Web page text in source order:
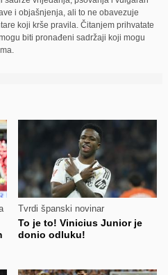
i objašnjenja, ali to ne obavezuje
koji krše pravila. Čitanjem prihvatate
biti pronađeni sadržaji koji mogu
Tvrdi španski novinar
To je to! Vinicius Junior je
donio odluku!